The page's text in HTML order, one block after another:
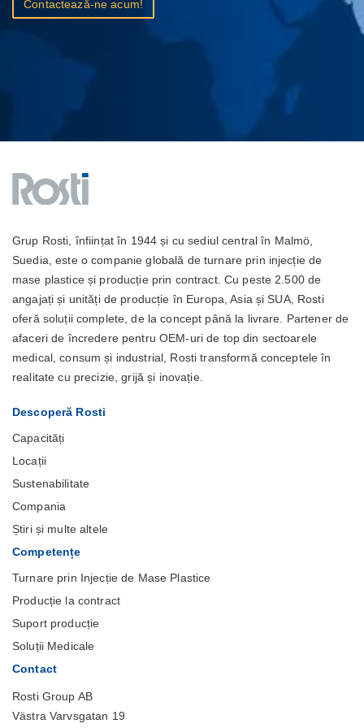
Contactează-ne acum!
Grup Rosti, înființat în 1944 și cu sediul central în Malmö,
Suedia, este o companie globală de turnare prin injecție de
mase plastice și producție prin contract. Cu peste 2.500 de
angajați și unități de producție în Europa, Asia și SUA, Rosti
oferă soluții complete, de la concept până la livrare. Partener de
afaceri de încredere pentru OEM-uri de top din sectoarele
medical, consum și industrial, Rosti transformă conceptele în
realitate cu precizie, grijă și inovație.
Descoperă Rosti
Capacități
Locații
Sustenabilitate
Compania
Știri și multe altele
Competențe
Turnare prin Injecție de Mase Plastice
Producție la contract
Suport producție
Soluții Medicale
Contact
Rosti Group AB
Västra Varvsgatan 19